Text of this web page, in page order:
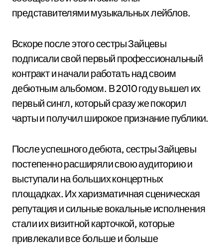
представителями музыкальных лейблов.
Вскоре после этого сестры Зайцевы
подписали свой первый профессиональный
контракт и начали работать над своим
дебютным альбомом. В 2010 году вышел их
первый сингл, который сразу же покорил
чарты и получил широкое признание публики.
После успешного дебюта, сестры Зайцевы
постепенно расширяли свою аудиторию и
выступали на больших концертных
площадках. Их харизматичная сценическая
репутация и сильные вокальные исполнения
стали их визитной карточкой, которые
привлекали все больше и больше